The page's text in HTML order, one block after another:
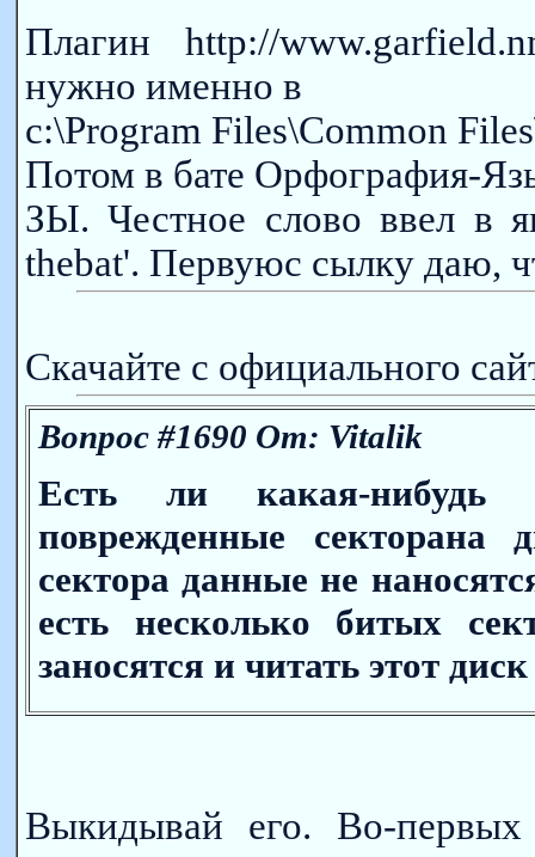
Плагин http://
нужно именно в
c:\Program Files\Common
Потом в бате Орфография-
ЗЫ. Честное слово ввел в
thebat'. Первуюс сылку даю,
Скачайте с официального
Вопрос #1690 От: Vitalik
Есть ли какая-нибудь
поврежденные
сектора данные не
есть несколько битых
заносятся и читать этот
Выкидывай его. Во-